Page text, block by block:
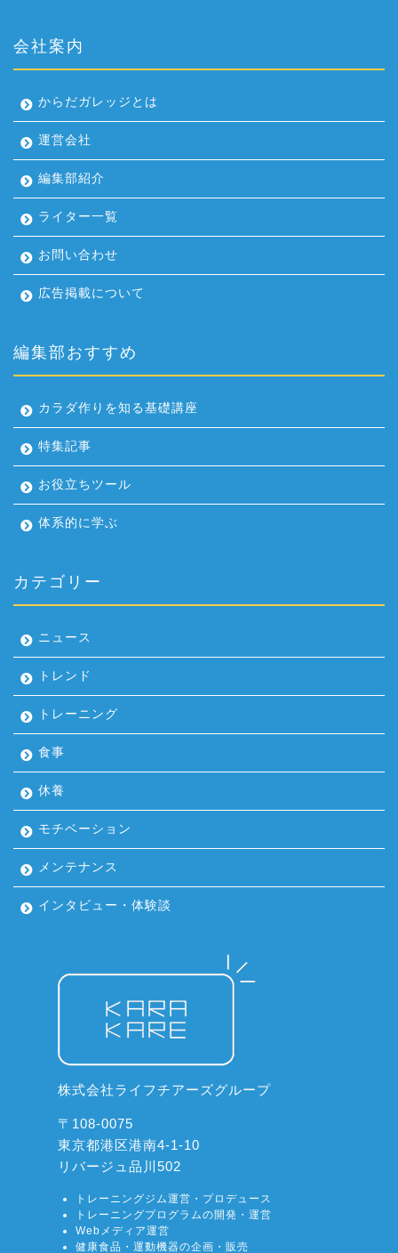
会社案内
からだガレッジとは
運営会社
編集部紹介
ライター一覧
お問い合わせ
広告掲載について
編集部おすすめ
カラダ作りを知る基礎講座
特集記事
お役立ちツール
体系的に学ぶ
カテゴリー
ニュース
トレンド
トレーニング
食事
休養
モチベーション
メンテナンス
インタビュー・体験談
株式会社ライフチアーズグループ
〒108-0075
東京都港区港南4-1-10
リバージュ品川502
トレーニングジム運営・プロデュース
トレーニングプログラムの開発・運営
Webメディア運営
健康食品・運動機器の企画・販売